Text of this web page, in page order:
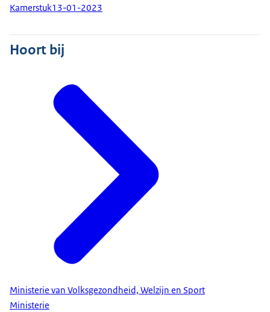
Kamerstuk13-01-2023
Hoort bij
Ministerie van Volksgezondheid, Welzijn en Sport
Ministerie